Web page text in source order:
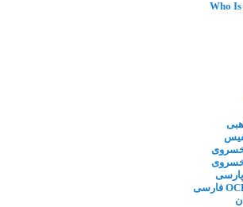
Who
خسروی
خسروی